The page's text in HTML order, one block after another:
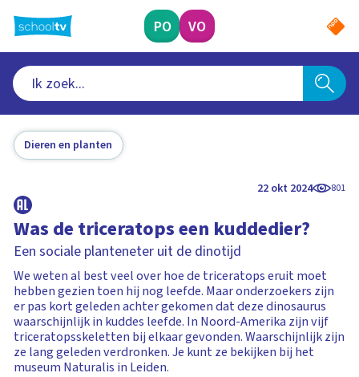
naar
hoofdinhoud
PO VO
Dieren en planten
22 okt 2024 801
Was de triceratops een kuddedier?
Een sociale planteneter uit de dinotijd
We weten al best veel over hoe de triceratops eruit moet
hebben gezien toen hij nog leefde. Maar onderzoekers zijn
er pas kort geleden achter gekomen dat deze dinosaurus
waarschijnlijk in kuddes leefde. In Noord-Amerika zijn vijf
triceratopsskeletten bij elkaar gevonden. Waarschijnlijk zijn
ze lang geleden verdronken. Je kunt ze bekijken bij het
museum Naturalis in Leiden.